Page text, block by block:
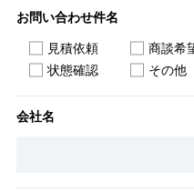
お問い合わせ件名
見積依頼 商談希
状態確認
その他
会社名